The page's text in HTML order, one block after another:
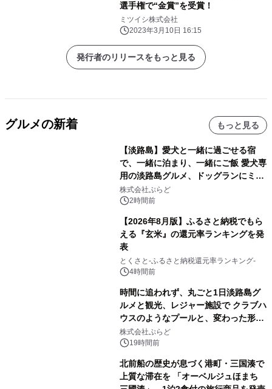
選手権で“金賞”を受賞！
ミツイシ株式会社
2023年3月10日 16:15
発行者のリリースをもっと見る
グルメの新着 もっと見る
【淡路島】愛犬と一緒に過ごせる宿
で、一緒に泊まり、一緒にご飯 愛犬専
用の淡路島グルメ、ドッグランにミニ
プール グランピングとトレーラーハウ
スの2施設で
株式会社ぷらど
2時間前
【2026年8月版】ふるさと納税でもら
える『玄米』の還元率ランキングを発
表
とくさと-ふるさと納税還元率ランキング-
4時間前
時間に追われず、丸ごと1日淡路島グ
ルメと観光、レジャー施設で クラブハ
ウスのようなプールと、変わった形の
サウナも 「THE BOXY AWAJI」のお
得な素泊まり連泊プランで
株式会社ぷらど
19時間前
北前船の歴史が息づく港町・三国湊で
上質な滞在を 「オーベルジュほまち